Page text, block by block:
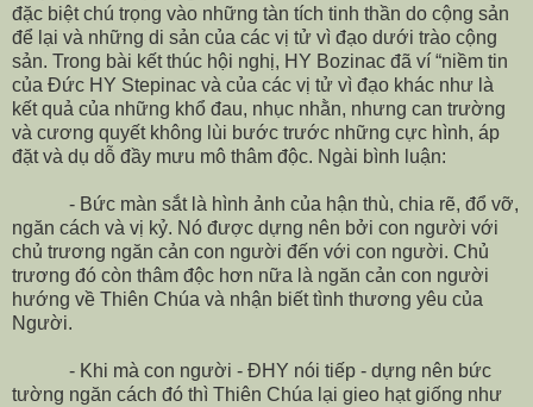
đặc biệt chú trọng vào những tàn tích tinh thần do cộng sản
để lại và những di sản của các vị tử vì đạo dưới trào cộng
sản. Trong bài kết thúc hội nghị, HY Bozinac đã ví “niềm tin
của Đức HY Stepinac và của các vị tử vì đạo khác như là
kết quả của những khổ đau, nhục nhằn, nhưng can trường
và cương quyết không lùi bước trước những cực hình, áp
đặt và dụ dỗ đầy mưu mô thâm độc. Ngài bình luận:
- Bức màn sắt là hình ảnh của hận thù, chia rẽ, đổ vỡ,
ngăn cách và vị kỷ. Nó được dựng nên bởi con người với
chủ trương ngăn cản con người đến với con người. Chủ
trương đó còn thâm độc hơn nữa là ngăn cản con người
hướng về Thiên Chúa và nhận biết tình thương yêu của
Người.
- Khi mà con người - ĐHY nói tiếp - dựng nên bức
tường ngăn cách đó thì Thiên Chúa lại gieo hạt giống như